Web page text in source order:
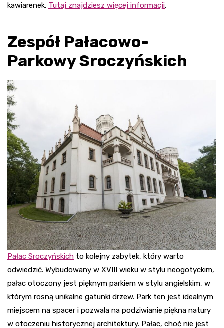
kawiarenek. Tutaj znajdziesz więcej informacji.
Zespół Pałacowo-
Parkowy Sroczyńskich
Pałac Sroczyńskich to kolejny zabytek, który warto
odwiedzić. Wybudowany w XVIII wieku w stylu neogotyckim,
pałac otoczony jest pięknym parkiem w stylu angielskim, w
którym rosną unikalne gatunki drzew. Park ten jest idealnym
miejscem na spacer i pozwala na podziwianie piękna natury
w otoczeniu historycznej architektury. Pałac, choć nie jest